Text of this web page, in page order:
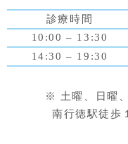
診療時間
10:00 – 13:30
14:30 – 19:30
※ 土曜、日曜
南行徳駅徒歩